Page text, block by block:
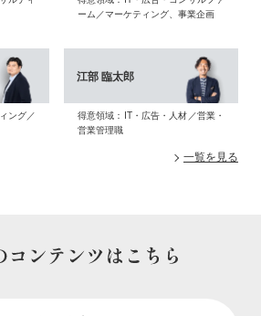
ーム／マーケティング、事業企画
ング／
江部 臨太郎
得意領域：IT・広告・人材／営業・
営業管理職
一覧を見る